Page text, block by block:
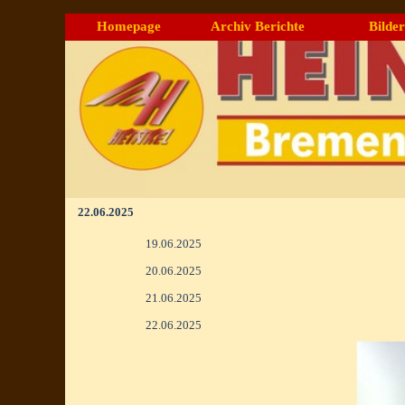
Homepage Archiv Berichte ▼
Bilder
22.06.2025
19.06.2025
20.06.2025
21.06.2025
22.06.2025